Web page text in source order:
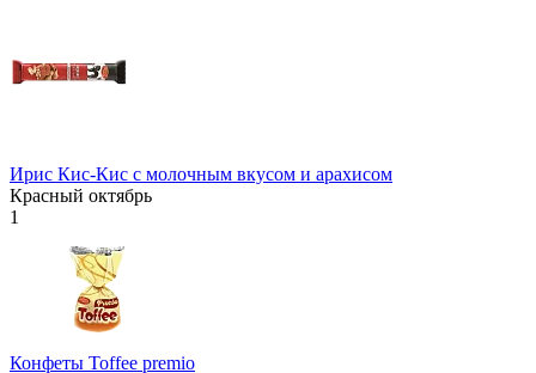
Ирис Кис-Кис с молочным вкусом и арахисом
Красный октябрь
1
Конфеты Toffee premio